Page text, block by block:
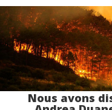
Tu as oublié ton mot de
Outils
Motopompes et
CCF
Aerial
Accessoires
Nous avons